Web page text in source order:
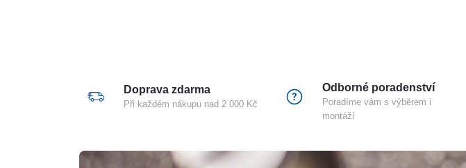
Doprava zdarma
Při každém nákupu nad 2 000 Kč
Odborné poradenství
Poradíme vám s výběrem i
montáží